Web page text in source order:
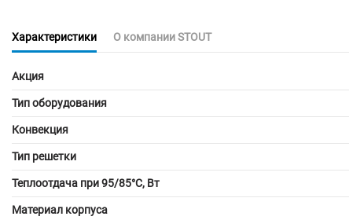
Характеристики О компании STOUT
Акция
Тип оборудования
Конвекция
Тип решетки
Теплоотдача при 95/85°С, Вт
Материал корпуса